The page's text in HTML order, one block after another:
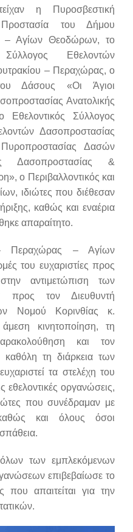
η Πυροσβεστική
του Δήμου
– Αγίων Θεοδώρων, το
Εθελοντών
– Περαχώρας, ο
Δάσους «Οι Άγιοι
Ανατολικής
Εθελοντικός Σύλλογος
Δασοπροστασίας
Δασών
Δασοπροστασίας &
ο Περιβαλλοντικός και
ιδιώτες που διέθεσαν
καθώς και εναέρια
απαραίτητο.
Περαχώρας – Αγίων
του ευχαριστίες προς
αντιμετώπιση των
προς τον Διευθυντή
Νομού Κορινθίας κ.
κινητοποίηση, τη
και τον
τη διάρκεια των
τα στελέχη του
εθελοντικές οργανώσεις,
που συνέδραμαν με
και όλους όσοι
των εμπλεκόμενων
επιβεβαίωσε το
που απαιτείται για την